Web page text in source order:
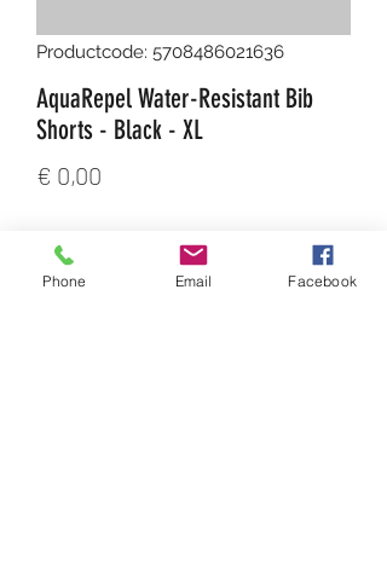
Productcode: 5708486021636
AquaRepel Water-Resistant Bib
Shorts - Black - XL
€ 0,00
Aantal
Phone Email Facebook